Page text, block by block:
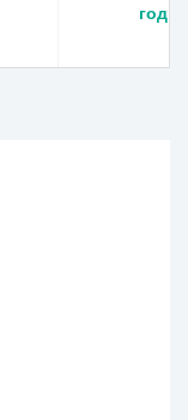
год